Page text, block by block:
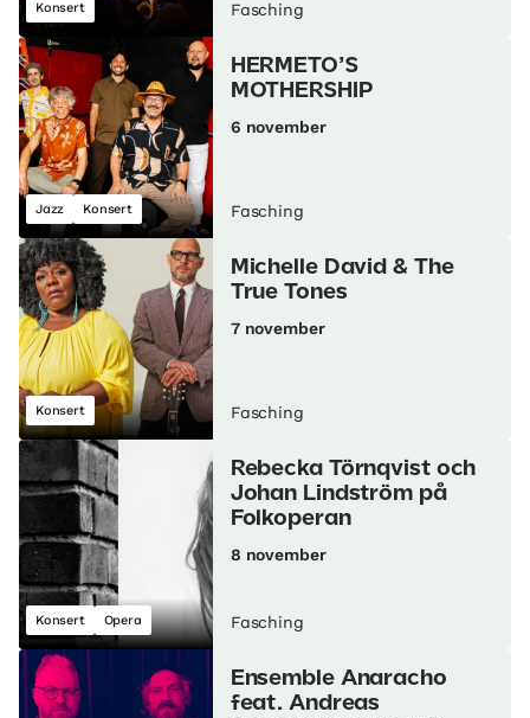
Konsert Fasching
Jazz Konsert
HERMETO’S
MOTHERSHIP
6 november
Fasching
Konsert
Michelle David & The
True Tones
7 november
Fasching
Konsert Opera
Rebecka Törnqvist och
Johan Lindström på
Folkoperan
8 november
Fasching
Ensemble Anaracho
feat. Andreas